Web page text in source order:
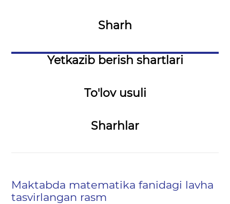
Sharh
Yetkazib berish shartlari
To'lov usuli
Sharhlar
Maktabda matematika fanidagi lavha
tasvirlangan rasm